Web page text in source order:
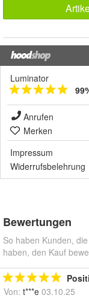
Luminator
Anrufen
Merken
Impressum
Widerrufsbelehrung
Bewertungen
So haben Kunden,
haben, den Kauf
Von: t***e 03.10.25